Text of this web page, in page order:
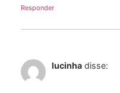
Responder
lucinha disse: